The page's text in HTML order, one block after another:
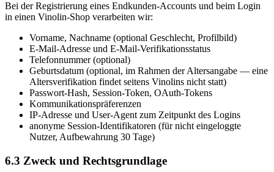
Bei der Registrierung eines Endkunden-Accounts und beim Login
in einen Vinolin-Shop verarbeiten wir:
Vorname, Nachname (optional Geschlecht, Profilbild)
E-Mail-Adresse und E-Mail-Verifikationsstatus
Telefonnummer (optional)
Geburtsdatum (optional, im Rahmen der Altersangabe — eine
Altersverifikation findet seitens Vinolins nicht statt)
Passwort-Hash, Session-Token, OAuth-Tokens
Kommunikationspräferenzen
IP-Adresse und User-Agent zum Zeitpunkt des Logins
anonyme Session-Identifikatoren (für nicht eingeloggte
Nutzer, Aufbewahrung 30 Tage)
6.3 Zweck und Rechtsgrundlage